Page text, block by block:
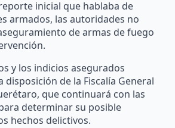
inicial que hablaba de
armados, las autoridades no
de armas de fuego
y los indicios asegurados
de la Fiscalía General
que continuará con las
determinar su posible
hechos delictivos.